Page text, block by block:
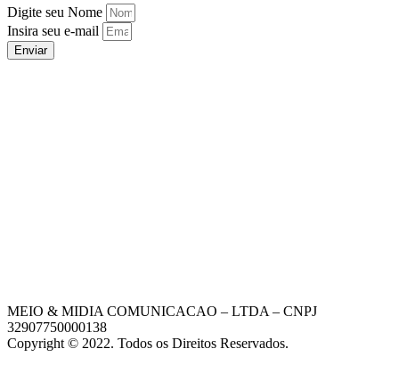
Digite seu Nome
Insira seu e-mail
Enviar
MEIO & MIDIA COMUNICACAO – LTDA – CNPJ
32907750000138
Copyright © 2022. Todos os Direitos Reservados.